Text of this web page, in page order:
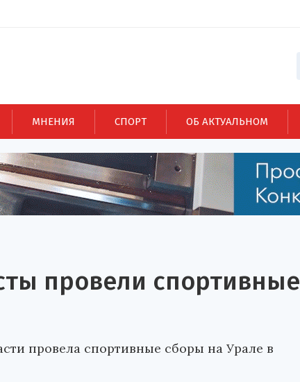
МНЕНИЯ СПОРТ ОБ АКТУАЛЬНОМ
провели спортивные
провела спортивные сборы на Урале в